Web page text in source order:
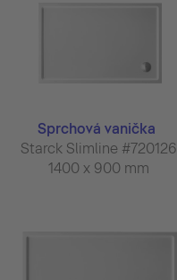
Sprchová vanička
Starck Slimline #720126
1400 x 900 mm